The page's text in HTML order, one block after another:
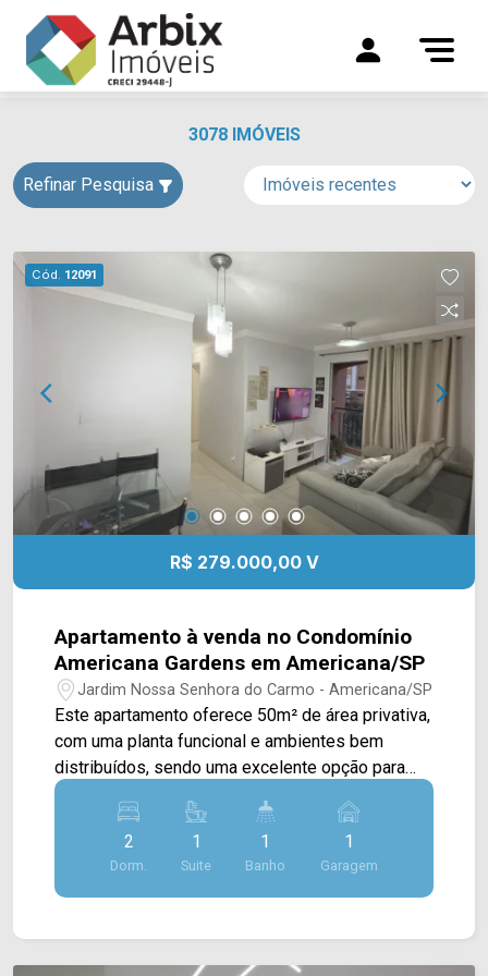
3078 IMÓVEIS
Refinar Pesquisa
Cód. 12091
R$ 279.000,00 V
Apartamento à venda no Condomínio
Americana Gardens em Americana/SP
Jardim Nossa Senhora do Carmo - Americana/SP
Este apartamento oferece 50m² de área privativa,
com uma planta funcional e ambientes bem
distribuídos, sendo uma excelente opção para
quem busca praticidade no dia a dia ou deseja
adquirir o primeiro imóvel. A área social foi
projetada para proporcionar conforto e bom
aproveitamento dos espaços, enquanto a
posição de sol da tarde favorece a iluminação
2
Dorm.
1
Suite
1
Banho
1
Garagem